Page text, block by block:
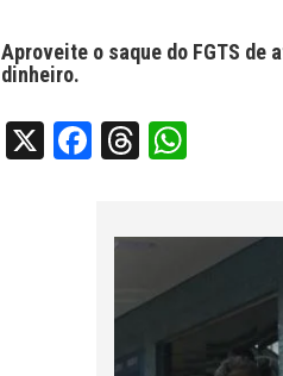
Aproveite o saque do FGTS de
dinheiro.
X Facebook
Threads